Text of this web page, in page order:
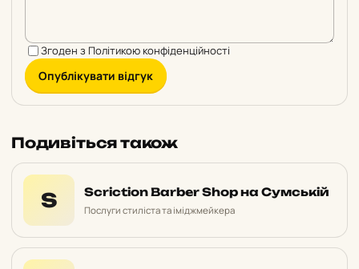
Згоден з Політикою конфіденційності
Опублікувати відгук
Подивіться також
S Scriction Barber Shop на Сумській
Послуги стиліста та іміджмейкера